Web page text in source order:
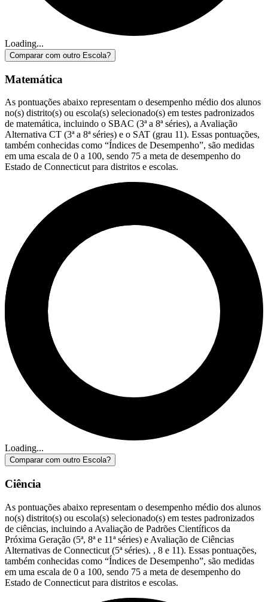
Loading...
Comparar com outro Escola?
Matemática
As pontuações abaixo representam o desempenho médio dos alunos
no(s) distrito(s) ou escola(s) selecionado(s) em testes padronizados
de matemática, incluindo o SBAC (3ª a 8ª séries), a Avaliação
Alternativa CT (3ª a 8ª séries) e o SAT (grau 11). Essas pontuações,
também conhecidas como “Índices de Desempenho”, são medidas
em uma escala de 0 a 100, sendo 75 a meta de desempenho do
Estado de Connecticut para distritos e escolas.
Loading...
Comparar com outro Escola?
Ciência
As pontuações abaixo representam o desempenho médio dos alunos
no(s) distrito(s) ou escola(s) selecionado(s) em testes padronizados
de ciências, incluindo a Avaliação de Padrões Científicos da
Próxima Geração (5ª, 8ª e 11ª séries) e Avaliação de Ciências
Alternativas de Connecticut (5ª séries). , 8 e 11). Essas pontuações,
também conhecidas como “Índices de Desempenho”, são medidas
em uma escala de 0 a 100, sendo 75 a meta de desempenho do
Estado de Connecticut para distritos e escolas.